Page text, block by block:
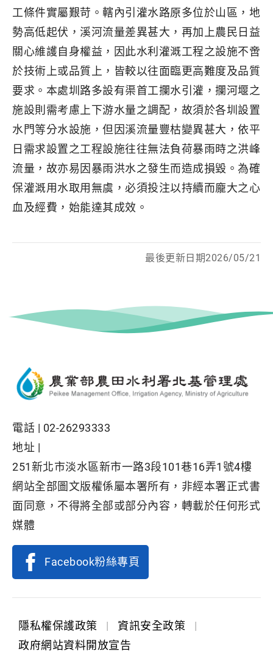
工條件實屬艱苛。轄內引灌水路原多位於山區，地
勢高低起伏，溪河流量差異甚大，再加上農民日益
關心維護自身權益，因此水利灌溉工程之設施不啻
於技術上或品質上，皆較以往面臨更高難度及品質
要求。本處圳路多設有渠首工攔水引灌，攔河堰之
施設則需考慮上下游水量之調配，故須於各圳設置
水門等分水設施，但因溪流量豐枯變異甚大，依平
日需求設置之工程設施往往無法負荷暴雨時之洪峰
流量，故亦易因暴雨洪水之發生而造成損毀。為確
保灌溉用水取用無虞，必須投注以持續而龐大之心
血及經費，始能達其成效。
最後更新日期2026/05/21
電話 | 02-26293333
地址 |
251新北市淡水區新市一路3段101巷16弄1號4樓
網站全部圖文版權係屬本署所有，非經本署正式書
面同意，不得將全部或部分內容，轉載於任何形式
媒體
Facebook粉絲專頁
隱私權保護政策 | 資訊安全政策
|
政府網站資料開放宣告